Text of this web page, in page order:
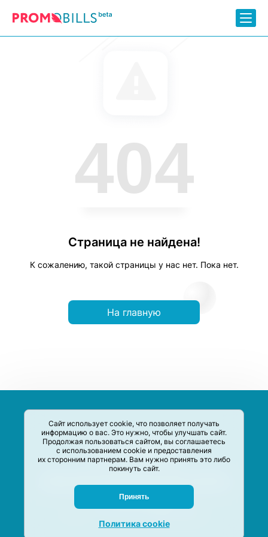
Сайт использует cookie, что позволяет получать
информацию о вас. Это нужно, чтобы улучшать сайт.
Продолжая пользоваться сайтом, вы соглашаетесь
с использованием cookie и предоставления
их сторонним партнерам. Вам нужно принять это либо
покинуть сайт.
Принять
Политика cookie
404
Страница не найдена!
К сожалению, такой страницы у нас нет. Пока нет.
На главную
систематизации акций и скидок на товары и услуги в РФ
Задать вопрос
© M-Social production 2020 –2026